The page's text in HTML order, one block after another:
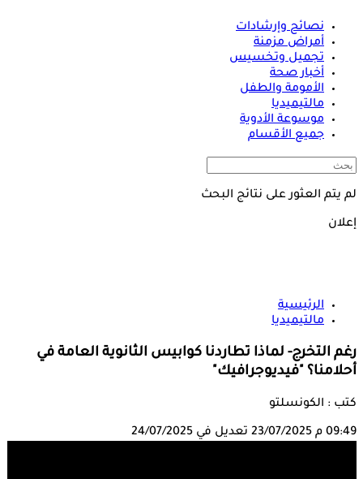
نصائح وإرشادات
أمراض مزمنة
تجميل وتخسيس
أخبار صحة
الأمومة والطفل
مالتيميديا
موسوعة الأدوية
جميع الأقسام
لم يتم العثور على نتائج البحث
إعلان
الرئيسية
مالتيميديا
رغم التخرج- لماذا تطاردنا كوابيس الثانوية العامة في
أحلامنا؟ "فيديوجرافيك"
كتب : الكونسلتو
09:49 م 23/07/2025 تعديل في 24/07/2025